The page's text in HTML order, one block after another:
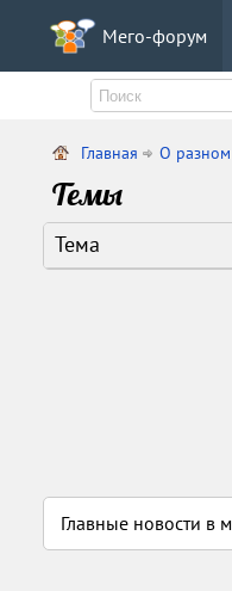
Мего-форум
Главная О разном
Темы
Тема
Главные новости в